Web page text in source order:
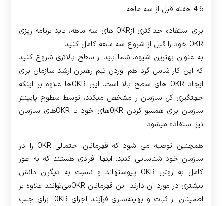
4-6 هفته قبل از سه ماهه
برای استفاده حداکثری از­OKR های سه ماهه، باید برنامه ریزی
OKR خود را قبل از شروع سه ماهه کامل کنید.
به عنوان بهترین شیوه، شما باید از سطح بالاتری شروع کنید
که این کار شامل گرد هم آوردن تیم رهبران ارشد سازمان برای
ایجاد OKR های سطح بالا است. این OKRها علاوه بر اینکه
جهت­گیری کل سازمان را مشخص می­کند، توسط سطوح پایین­تر
سازمان برای همسو کردن OKRهای خود با OKRهای سازمان
نیز استفاده می­شود.
همچنین توصیه می شود که قهرمانان احتمالی OKR را در
سازمان خود شناسایی کنید. اینها افرادی هستند که به طور
کامل به روش OKR پیوسته­اند و نسبت به دیگران دانش
بیشتری در مورد آن دارند. این قهرمانان OKRمی‌توانند علاوه بر
اطمینان از ثبات و بهینه‌سازی فرآیند اجرای OKR، برای جلب